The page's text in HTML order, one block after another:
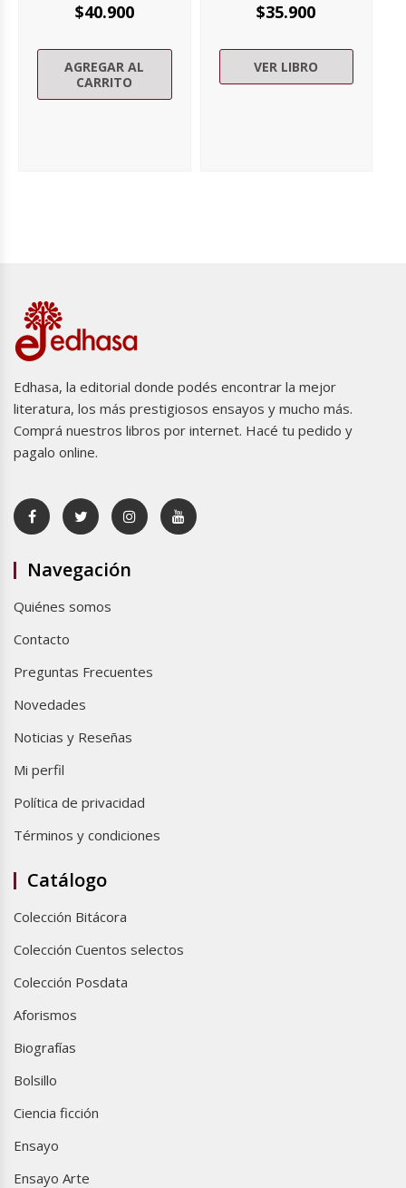
$40.900
AGREGAR AL
CARRITO
$35.900
VER LIBRO
Edhasa, la editorial donde podés encontrar la mejor
literatura, los más prestigiosos ensayos y mucho más.
Comprá nuestros libros por internet. Hacé tu pedido y
pagalo online.
Navegación
Quiénes somos
Contacto
Preguntas Frecuentes
Novedades
Noticias y Reseñas
Mi perfil
Política de privacidad
Términos y condiciones
Catálogo
Colección Bitácora
Colección Cuentos selectos
Colección Posdata
Aforismos
Biografías
Bolsillo
Ciencia ficción
Ensayo
Ensayo Arte